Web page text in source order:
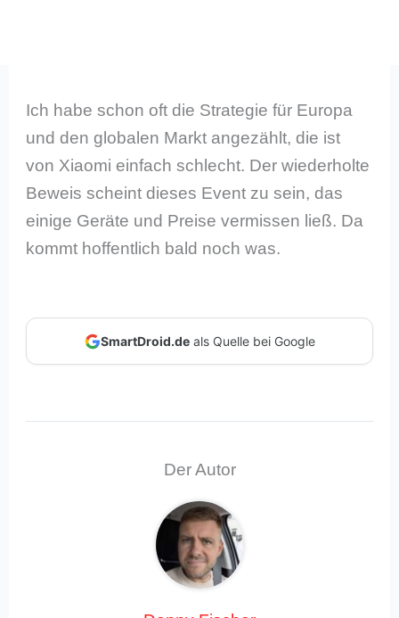
Ich habe schon oft die Strategie für Europa
und den globalen Markt angezählt, die ist
von Xiaomi einfach schlecht. Der wiederholte
Beweis scheint dieses Event zu sein, das
einige Geräte und Preise vermissen ließ. Da
kommt hoffentlich bald noch was.
SmartDroid.deals Quelle bei Google
Der Autor